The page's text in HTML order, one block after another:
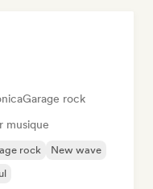
Garage rock
musique
rock
New wave